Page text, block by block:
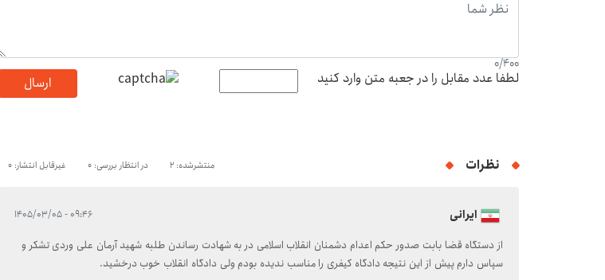
0/400
لطفا عدد مقابل را در جعبه متن وارد کنید ارسال
نظرات منتشرشده: 2 در انتظار بررسی: 0 غیرقابل انتشار: 0
ایرانی ۰۹:۴۶ - ۱۴۰۵/۰۳/۰۵
از دستگاه قضا بابت صدور حکم اعدام دشمنان انقلاب اسلامی در به شهادت رساندن طلبه شهید آرمان علی وردی تشکر و
سپاس دارم پیش از این نتیجه دادگاه کیفری را مناسب ندیده بودم ولی دادگاه انقلاب خوب درخشید.